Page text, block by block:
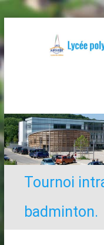
to
content
Tournoi
badminton.